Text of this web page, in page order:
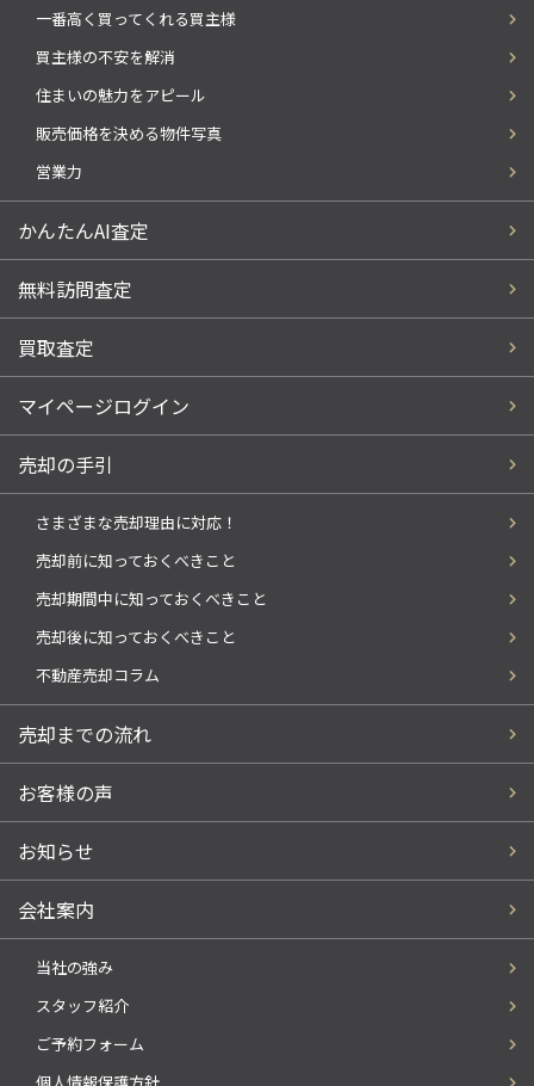
一番高く買ってくれる買主様
買主様の不安を解消
住まいの魅力をアピール
販売価格を決める物件写真
営業力
かんたんAI査定
無料訪問査定
買取査定
マイページログイン
売却の手引
さまざまな売却理由に対応！
売却前に知っておくべきこと
売却期間中に知っておくべきこと
売却後に知っておくべきこと
不動産売却コラム
売却までの流れ
お客様の声
お知らせ
会社案内
当社の強み
スタッフ紹介
ご予約フォーム